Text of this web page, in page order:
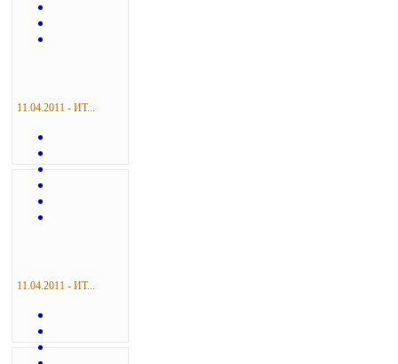
11.04.2011 - ИТ...
11.04.2011 - ИТ...